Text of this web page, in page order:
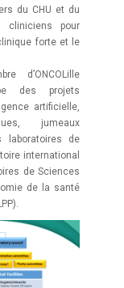
du CHU et du
cliniciens pour
forte et le
d’ONCOLille
des projets
artificielle,
jumeaux
laboratoires de
international
de Sciences
de la santé